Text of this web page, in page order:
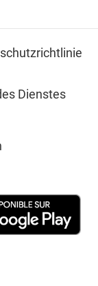
Dienstes